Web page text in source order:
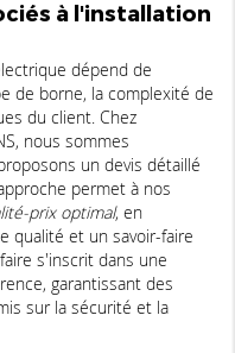
à l'installation
dépend de
de borne, la complexité de
du client. Chez
nous sommes
un devis détaillé
permet à nos
prix optimal, en
qualité et un savoir-faire
s'inscrit dans une
garantissant des
sur la sécurité et la